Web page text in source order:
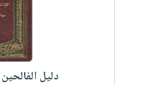
دليل